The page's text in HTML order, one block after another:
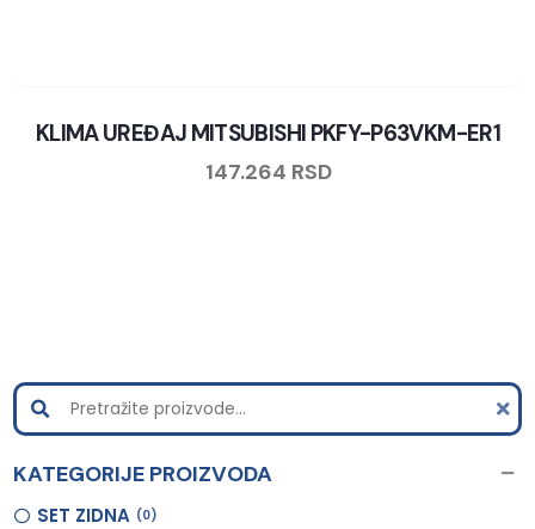
KLIMA UREĐAJ MITSUBISHI PKFY-P63VKM-ER1
147.264 RSD
KATEGORIJE PROIZVODA
SET ZIDNA 0